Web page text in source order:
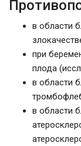
в области
при
плода
в области
в области